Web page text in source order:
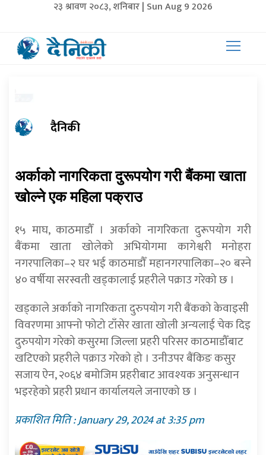
२३ श्रावण २०८३, शनिबार | Sun Aug 9 2026
दैनिकी
अर्काको नागरिकता दुरूपयोग गरी बैंकमा खाता
खोल्ने एक महिला पक्राउ
१५ माघ, काठमाडौँ । अर्काको नागरिकता दुरूपयोग गरी
बैंकमा खाता खोलेको अभियोगमा कागेश्वरी मनोहरा
नगरपालिका–२ घर भई काठमाडौँ महानगरपालिका–२० बस्ने
४० वर्षीया सरस्वती खड्कालाई प्रहरीले पक्राउ गरेको छ ।
खड्काले अर्काको नागरिकता दुरुपयोग गरी बैंकको केवाइसी
विवरणमा आफ्नो फोटो टाँसेर खाता खोली अन्यलाई चेक दिइ
दुरुपयोग गरेको कसुरमा जिल्ला प्रहरी परिसर काठमाडौँबाट
खटिएको प्रहरीले पक्राउ गरेको हो । उनीउपर बैंकिङ कसुर
सजाय ऐन, २०६४ बमोजिम प्रहरीबाट आवश्यक अनुसन्धान
भइरहेको प्रहरी प्रधान कार्यालयले जनाएको छ ।
प्रकाशित मिति : January 29, 2024 at 3:35 pm